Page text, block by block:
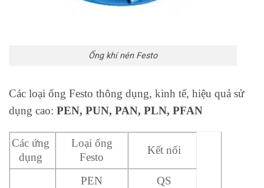
Ống khí nén Festo
Các loại ống Festo thông dụng, kinh tế, hiệu quả sử
dụng cao: PEN, PUN, PAN, PLN, PFAN
Các ứng
dụng
Loại ống
Festo
Kết nối
PEN QS